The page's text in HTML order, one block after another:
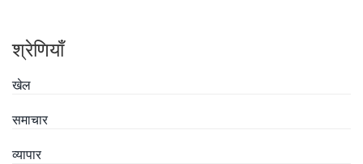
श्रेणियाँ
खेल
समाचार
व्यापार